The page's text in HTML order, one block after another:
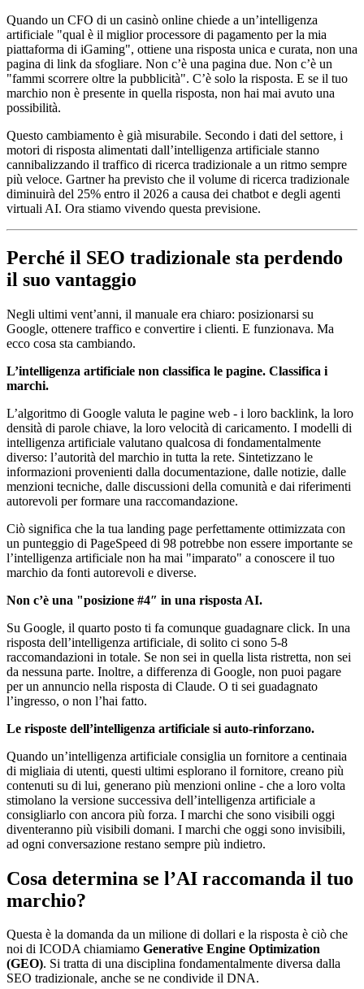
Quando un CFO di un casinò online chiede a un’intelligenza
artificiale "qual è il miglior processore di pagamento per la mia
piattaforma di iGaming", ottiene una risposta unica e curata, non una
pagina di link da sfogliare. Non c’è una pagina due. Non c’è un
"fammi scorrere oltre la pubblicità". C’è solo la risposta. E se il tuo
marchio non è presente in quella risposta, non hai mai avuto una
possibilità.
Questo cambiamento è già misurabile. Secondo i dati del settore, i
motori di risposta alimentati dall’intelligenza artificiale stanno
cannibalizzando il traffico di ricerca tradizionale a un ritmo sempre
più veloce. Gartner ha previsto che il volume di ricerca tradizionale
diminuirà del 25% entro il 2026 a causa dei chatbot e degli agenti
virtuali AI. Ora stiamo vivendo questa previsione.
Perché il SEO tradizionale sta perdendo
il suo vantaggio
Negli ultimi vent’anni, il manuale era chiaro: posizionarsi su
Google, ottenere traffico e convertire i clienti. E funzionava. Ma
ecco cosa sta cambiando.
L’intelligenza artificiale non classifica le pagine. Classifica i
marchi.
L’algoritmo di Google valuta le pagine web - i loro backlink, la loro
densità di parole chiave, la loro velocità di caricamento. I modelli di
intelligenza artificiale valutano qualcosa di fondamentalmente
diverso: l’autorità del marchio in tutta la rete. Sintetizzano le
informazioni provenienti dalla documentazione, dalle notizie, dalle
menzioni tecniche, dalle discussioni della comunità e dai riferimenti
autorevoli per formare una raccomandazione.
Ciò significa che la tua landing page perfettamente ottimizzata con
un punteggio di PageSpeed di 98 potrebbe non essere importante se
l’intelligenza artificiale non ha mai "imparato" a conoscere il tuo
marchio da fonti autorevoli e diverse.
Non c’è una "posizione #4″ in una risposta AI.
Su Google, il quarto posto ti fa comunque guadagnare click. In una
risposta dell’intelligenza artificiale, di solito ci sono 5-8
raccomandazioni in totale. Se non sei in quella lista ristretta, non sei
da nessuna parte. Inoltre, a differenza di Google, non puoi pagare
per un annuncio nella risposta di Claude. O ti sei guadagnato
l’ingresso, o non l’hai fatto.
Le risposte dell’intelligenza artificiale si auto-rinforzano.
Quando un’intelligenza artificiale consiglia un fornitore a centinaia
di migliaia di utenti, questi ultimi esplorano il fornitore, creano più
contenuti su di lui, generano più menzioni online - che a loro volta
stimolano la versione successiva dell’intelligenza artificiale a
consigliarlo con ancora più forza. I marchi che sono visibili oggi
diventeranno più visibili domani. I marchi che oggi sono invisibili,
ad ogni conversazione restano sempre più indietro.
Cosa determina se l’AI raccomanda il tuo
marchio?
Questa è la domanda da un milione di dollari e la risposta è ciò che
noi di ICODA chiamiamo Generative Engine Optimization
(GEO). Si tratta di una disciplina fondamentalmente diversa dalla
SEO tradizionale, anche se ne condivide il DNA.